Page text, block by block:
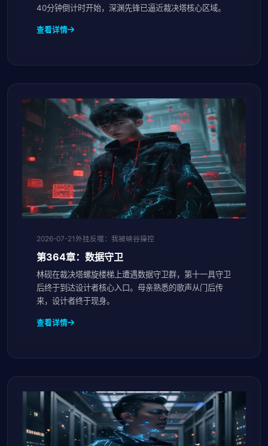
40分钟倒计时开始，深渊先锋已逼近裁决塔核心区域。
查看详情
2026-07-21外挂反噬：我被峡谷操控
第364章：数据守卫
林砚在裁决塔螺旋楼梯上遭遇数据守卫群，第十一具守卫
后终于到达设计者核心入口。母亲熟悉的歌声从门后传
来，设计者终于现身。
查看详情